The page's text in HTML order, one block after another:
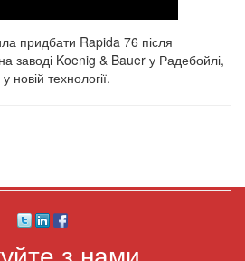
придбати Rapida 76 після
заводі Koenig & Bauer у Радебойлі,
новій технології.